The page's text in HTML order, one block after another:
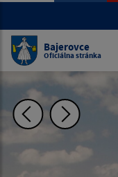
Bajerovce
Oficiálna stránka